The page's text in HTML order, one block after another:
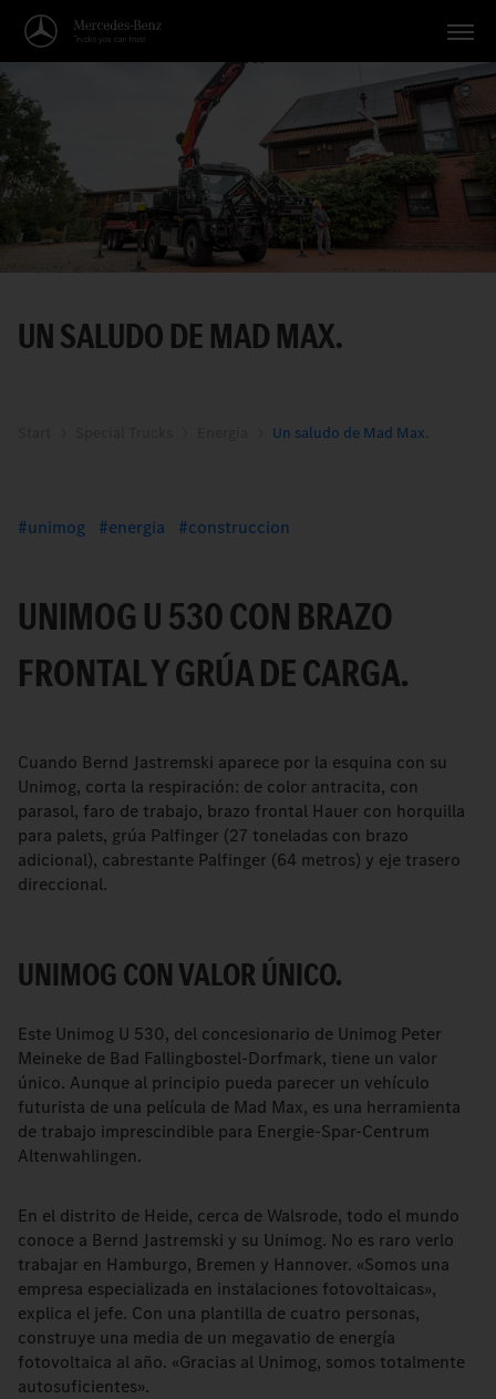
Aplicaciones
Temas
Servicio
Español
UN SALUDO DE MAD MAX.
Un saludo de Mad Max.
unimog energia construccion
UNIMOG U 530 CON BRAZO
FRONTAL Y GRÚA DE CARGA.
Cuando Bernd Jastremski aparece por la esquina con su
Unimog, corta la respiración: de color antracita, con
parasol, faro de trabajo, brazo frontal Hauer con horquilla
para palets, grúa Palfinger (27 toneladas con brazo
adicional), cabrestante Palfinger (64 metros) y eje trasero
direccional.
UNIMOG CON VALOR ÚNICO.
Este Unimog U 530, del concesionario de Unimog Peter
Meineke de Bad Fallingbostel-Dorfmark, tiene un valor
único. Aunque al principio pueda parecer un vehículo
futurista de una película de Mad Max, es una herramienta
de trabajo imprescindible para Energie-Spar-Centrum
Altenwahlingen.
En el distrito de Heide, cerca de Walsrode, todo el mundo
conoce a Bernd Jastremski y su Unimog. No es raro verlo
trabajar en Hamburgo, Bremen y Hannover. «Somos una
empresa especializada en instalaciones fotovoltaicas»,
explica el jefe. Con una plantilla de cuatro personas,
construye una media de un megavatio de energía
fotovoltaica al año. «Gracias al Unimog, somos totalmente
autosuficientes».